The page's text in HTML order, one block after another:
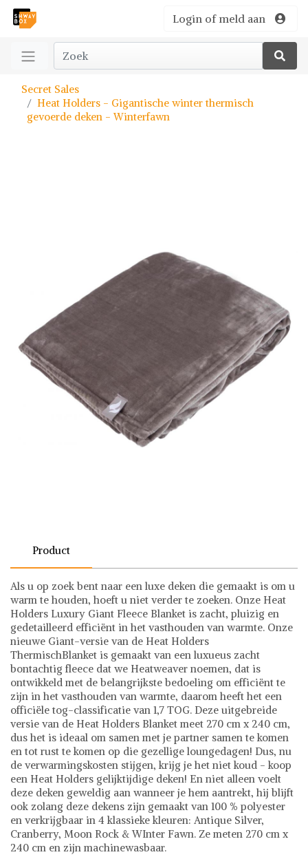
Login of meld aan
Secret Sales
Heat Holders - Gigantische winter thermisch
gevoerde deken - Winterfawn
Product
Als u op zoek bent naar een luxe deken die gemaakt is om u
warm te houden, hoeft u niet verder te zoeken. Onze Heat
Holders Luxury Giant Fleece Blanket is zacht, pluizig en
gedetailleerd efficiënt in het vasthouden van warmte. Onze
nieuwe Giant-versie van de Heat Holders
ThermischBlanket is gemaakt van een luxueus zacht
bontachtig fleece dat we Heatweaver noemen, dat is
ontwikkeld met de belangrijkste bedoeling om efficiënt te
zijn in het vasthouden van warmte, daarom heeft het een
officiële tog-classificatie van 1,7 TOG. Deze uitgebreide
versie van de Heat Holders Blanket meet 270 cm x 240 cm,
dus het is ideaal om samen met je partner samen te komen
en tot rust te komen op die gezellige loungedagen! Dus, nu
de verwarmingskosten stijgen, krijg je het niet koud - koop
een Heat Holders gelijktijdige deken! En niet alleen voelt
deze deken geweldig aan wanneer je hem aantrekt, hij blijft
ook zolang deze dekens zijn gemaakt van 100 % polyester
en verkrijgbaar in 4 klassieke kleuren: Antique Silver,
Cranberry, Moon Rock & WInter Fawn. Ze meten 270 cm x
240 cm en zijn machinewasbaar.